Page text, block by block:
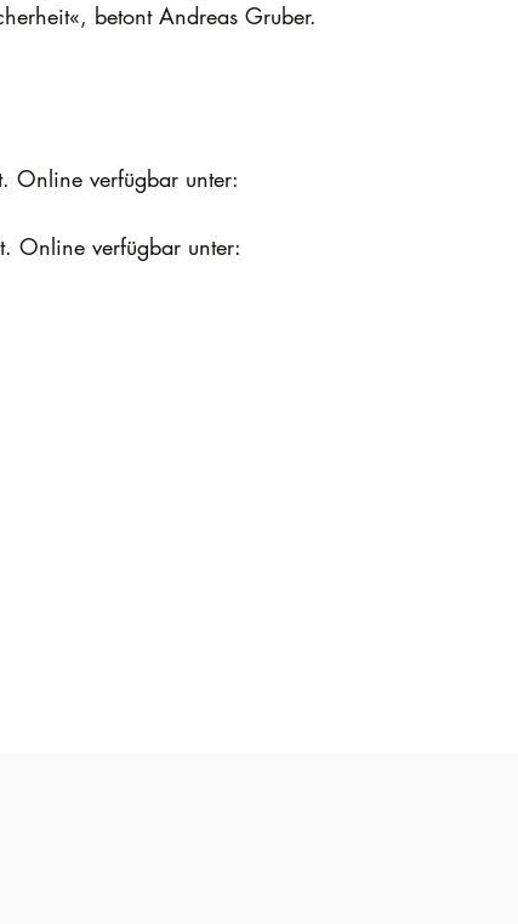
betont Andreas Gruber.
Online verfügbar unter:
Online verfügbar unter: